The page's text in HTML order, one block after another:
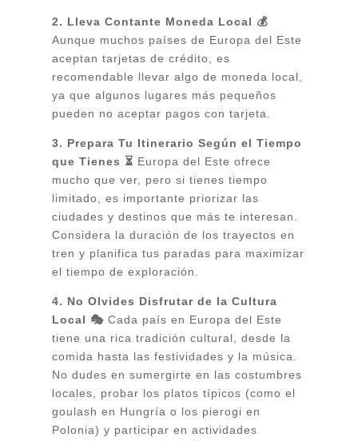
2. Lleva Contante Moneda Local 💰
Aunque muchos países de Europa del Este
aceptan tarjetas de crédito, es
recomendable llevar algo de moneda local,
ya que algunos lugares más pequeños
pueden no aceptar pagos con tarjeta.
3. Prepara Tu Itinerario Según el Tiempo
que Tienes ⏳ Europa del Este ofrece
mucho que ver, pero si tienes tiempo
limitado, es importante priorizar las
ciudades y destinos que más te interesan.
Considera la duración de los trayectos en
tren y planifica tus paradas para maximizar
el tiempo de exploración.
4. No Olvides Disfrutar de la Cultura
Local 🎭 Cada país en Europa del Este
tiene una rica tradición cultural, desde la
comida hasta las festividades y la música.
No dudes en sumergirte en las costumbres
locales, probar los platos típicos (como el
goulash en Hungría o los pierogi en
Polonia) y participar en actividades